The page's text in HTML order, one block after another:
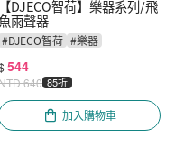
【DJECO智荷】樂器系列/飛
雨聲器
#DJECO智荷 #樂器
544
640 85折
加入購物車